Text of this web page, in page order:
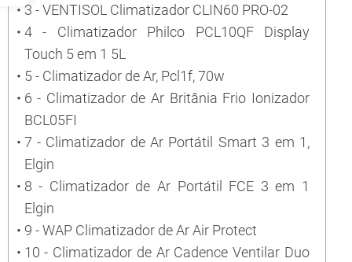
3 - VENTISOL Climatizador CLIN60 PRO-02
4 - Climatizador Philco PCL10QF Display
Touch 5 em 1 5L
5 - Climatizador de Ar, Pcl1f, 70w
6 - Climatizador de Ar Britânia Frio Ionizador
BCL05FI
7 - Climatizador de Ar Portátil Smart 3 em 1,
Elgin
8 - Climatizador de Ar Portátil FCE 3 em 1
Elgin
9 - WAP Climatizador de Ar Air Protect
10 - Climatizador de Ar Cadence Ventilar Duo